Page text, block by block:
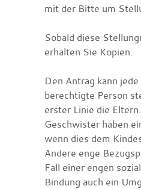
mit der Bitte um
Sobald diese
erhalten Sie Kopien.
Den Antrag kann
berechtigte Person
erster Linie die
Geschwister haben
wenn dies dem
Andere enge
Fall einer engen
Bindung auch ein